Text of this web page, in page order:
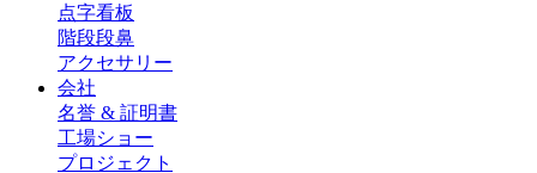
点字看板
階段段鼻
アクセサリー
会社
名誉 & 証明書
工場ショー
プロジェクト